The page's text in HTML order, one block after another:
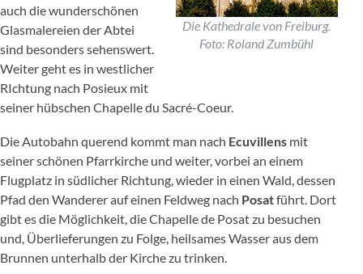
Die Kathedrale von Freiburg.
Foto: Roland Zumbühl
auch die wunderschönen
Glasmalereien der Abtei
sind besonders sehenswert.
Weiter geht es in westlicher
RIchtung nach Posieux mit
seiner hübschen Chapelle du Sacré-Coeur.
Die Autobahn querend kommt man nach Ecuvillens mit
seiner schönen Pfarrkirche und weiter, vorbei an einem
Flugplatz in südlicher Richtung, wieder in einen Wald, dessen
Pfad den Wanderer auf einen Feldweg nach Posatführt. Dort
gibt es die Möglichkeit, die Chapelle de Posat zu besuchen
und, Überlieferungen zu Folge, heilsames Wasser aus dem
Brunnen unterhalb der Kirche zu trinken.